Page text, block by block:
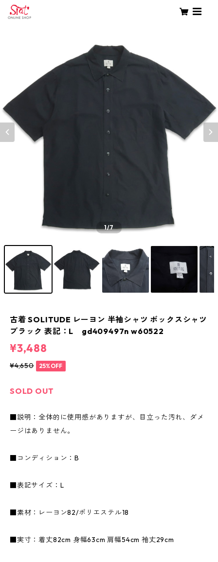
1/7
古着 SOLITUDE レーヨン 半袖シャツ ボックスシャツ
ブラック 表記：L gd409497n w60522
¥3,488
¥4,650 25%OFF
SOLD OUT
■説明：全体的に使用感がありますが、目立った汚れ、ダメ
ージはありません。
■コンディション：B
■表記サイズ：L
■素材：レーヨン82/ポリエステル18
■実寸：着丈82cm 身幅63cm 肩幅54cm 袖丈29cm